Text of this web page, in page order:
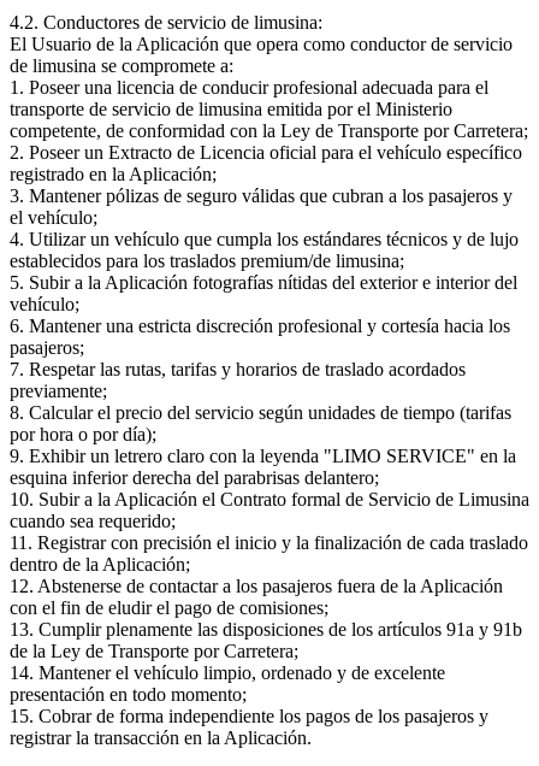
4.2. Conductores de servicio de limusina:
El Usuario de la Aplicación que opera como conductor de servicio
de limusina se compromete a:
1. Poseer una licencia de conducir profesional adecuada para el
transporte de servicio de limusina emitida por el Ministerio
competente, de conformidad con la Ley de Transporte por Carretera;
2. Poseer un Extracto de Licencia oficial para el vehículo específico
registrado en la Aplicación;
3. Mantener pólizas de seguro válidas que cubran a los pasajeros y
el vehículo;
4. Utilizar un vehículo que cumpla los estándares técnicos y de lujo
establecidos para los traslados premium/de limusina;
5. Subir a la Aplicación fotografías nítidas del exterior e interior del
vehículo;
6. Mantener una estricta discreción profesional y cortesía hacia los
pasajeros;
7. Respetar las rutas, tarifas y horarios de traslado acordados
previamente;
8. Calcular el precio del servicio según unidades de tiempo (tarifas
por hora o por día);
9. Exhibir un letrero claro con la leyenda "LIMO SERVICE" en la
esquina inferior derecha del parabrisas delantero;
10. Subir a la Aplicación el Contrato formal de Servicio de Limusina
cuando sea requerido;
11. Registrar con precisión el inicio y la finalización de cada traslado
dentro de la Aplicación;
12. Abstenerse de contactar a los pasajeros fuera de la Aplicación
con el fin de eludir el pago de comisiones;
13. Cumplir plenamente las disposiciones de los artículos 91a y 91b
de la Ley de Transporte por Carretera;
14. Mantener el vehículo limpio, ordenado y de excelente
presentación en todo momento;
15. Cobrar de forma independiente los pagos de los pasajeros y
registrar la transacción en la Aplicación.